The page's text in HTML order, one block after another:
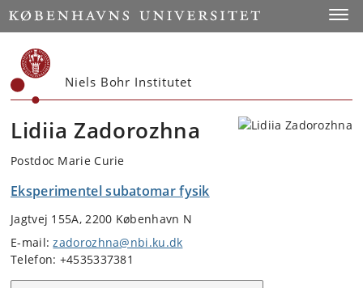
Start
Niels Bohr Institutet
Lidiia Zadorozhna
Postdoc Marie Curie
Eksperimentel subatomar fysik
Jagtvej 155A, 2200 København N
E-mail:zadorozhna@nbi.ku.dk
Telefon: +4535337381